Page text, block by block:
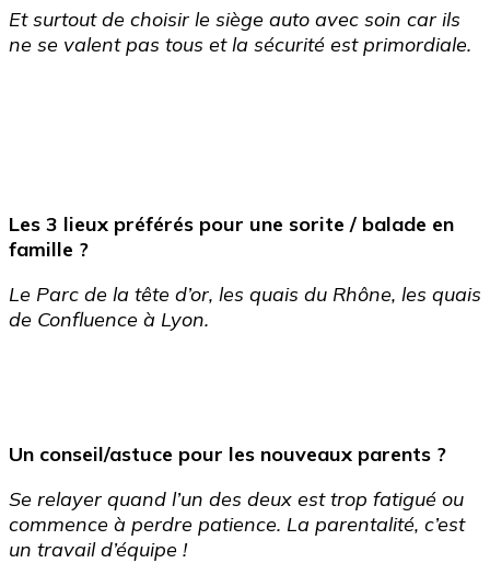
Et surtout de choisir le siège auto avec soin car ils
ne se valent pas tous et la sécurité est primordiale.
Les 3 lieux préférés pour une sorite / balade en
famille ?
Le Parc de la tête d’or, les quais du Rhône, les quais
de Confluence à Lyon.
Un conseil/astuce pour les nouveaux parents ?
Se relayer quand l’un des deux est trop fatigué ou
commence à perdre patience. La parentalité, c’est
un travail d’équipe !